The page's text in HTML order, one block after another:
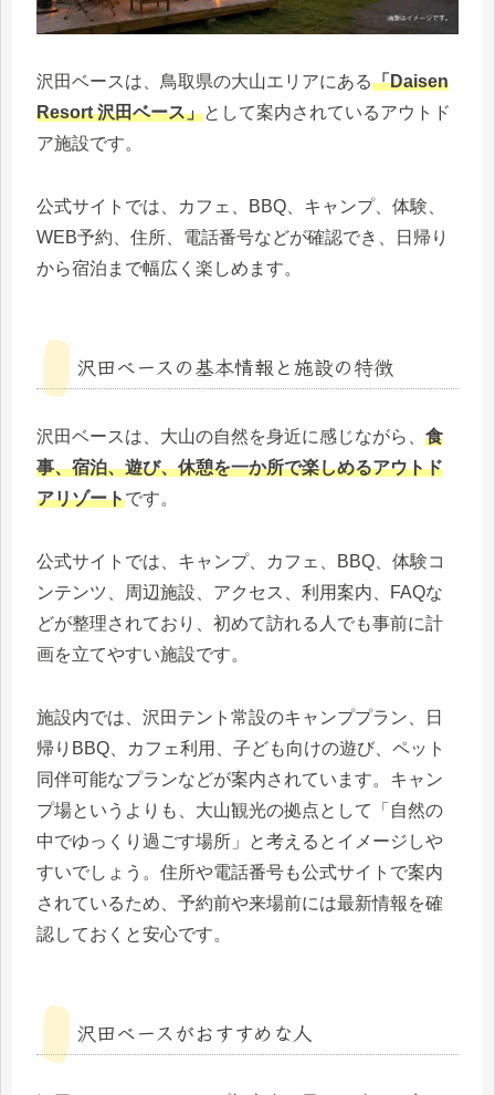
沢田ベースは、鳥取県の大山エリアにある「Daisen
Resort 沢田ベース」として案内されているアウトド
ア施設です。
公式サイトでは、カフェ、BBQ、キャンプ、体験、
WEB予約、住所、電話番号などが確認でき、日帰り
から宿泊まで幅広く楽しめます。
沢田ベースの基本情報と施設の特徴
沢田ベースは、大山の自然を身近に感じながら、 食
事、宿泊、遊び、休憩を一か所で楽しめるアウトド
アリゾートです。
公式サイトでは、キャンプ、カフェ、BBQ、体験コ
ンテンツ、周辺施設、アクセス、利用案内、FAQな
どが整理されており、初めて訪れる人でも事前に計
画を立てやすい施設です。
施設内では、沢田テント常設のキャンププラン、日
帰りBBQ、カフェ利用、子ども向けの遊び、ペット
同伴可能なプランなどが案内されています。キャン
プ場というよりも、大山観光の拠点として「自然の
中でゆっくり過ごす場所」と考えるとイメージしや
すいでしょう。住所や電話番号も公式サイトで案内
されているため、予約前や来場前には最新情報を確
認しておくと安心です。
沢田ベースがおすすめな人